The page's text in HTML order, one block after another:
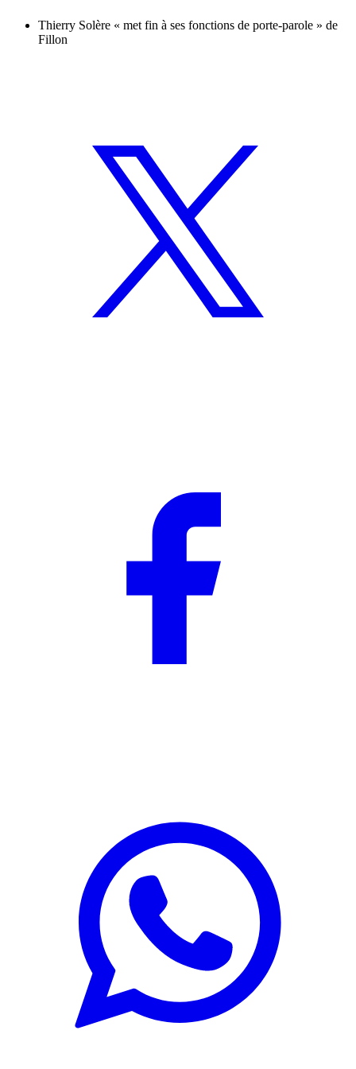
Thierry Solère « met fin à ses fonctions de porte-parole » de
Fillon